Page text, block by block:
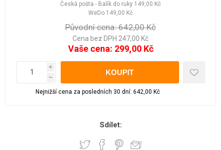
Česká pošta - Balík do ruky 149,00 Kč
WeDo 149,00 Kč
Původní cena: 642,00 Kč
Cena bez DPH 247,00 Kč
Vaše cena: 299,00 Kč
i
h
Nejnižší cena za posledních 30 dní: 642,00 Kč
Sdílet: